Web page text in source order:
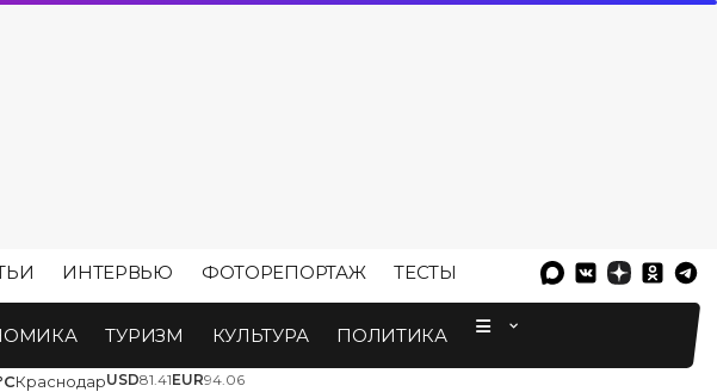
ИНТЕРВЬЮ ФОТОРЕПОРТАЖ ТЕСТЫ
ТУРИЗМ КУЛЬТУРА ПОЛИТИКА
КраснодарUSD81.41EUR94.06